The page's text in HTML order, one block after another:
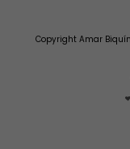
Copyright Amar